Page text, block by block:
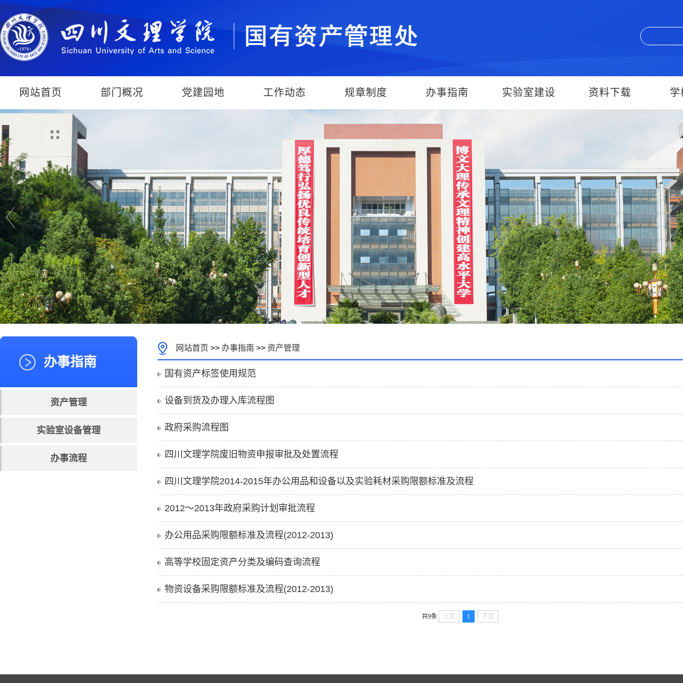
网站首页 部门概况 党建园地 工作动态 规章制度 办事指南 实验室建设 资料下载 学
办事指南
资产管理
实验室设备管理
办事流程
网站首页 >> 办事指南 >> 资产管理
国有资产标签使用规范
设备到货及办理入库流程图
政府采购流程图
四川文理学院废旧物资申报审批及处置流程
四川文理学院2014-2015年办公用品和设备以及实验耗材采购限额标准及流程
2012～2013年政府采购计划审批流程
办公用品采购限额标准及流程(2012-2013)
高等学校固定资产分类及编码查询流程
物资设备采购限额标准及流程(2012-2013)
共9条 上页 1 下页